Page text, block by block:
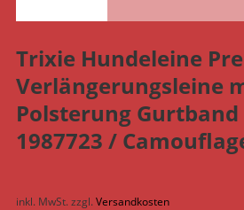
Trixie Hundeleine
Verlängerungsleine
Polsterung Gurtband
1987723 /
inkl. MwSt.zzgl.Versandkosten